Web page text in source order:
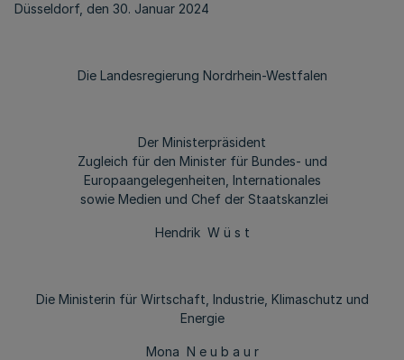
Düsseldorf, den 30. Januar 2024
Die Landesregierung Nordrhein-Westfalen
Der Ministerpräsident
Zugleich für den Minister für Bundes- und
Europaangelegenheiten, Internationales
sowie Medien und Chef der Staatskanzlei
Hendrik W ü s t
Die Ministerin für Wirtschaft, Industrie, Klimaschutz und
Energie
Mona N e u b a u r